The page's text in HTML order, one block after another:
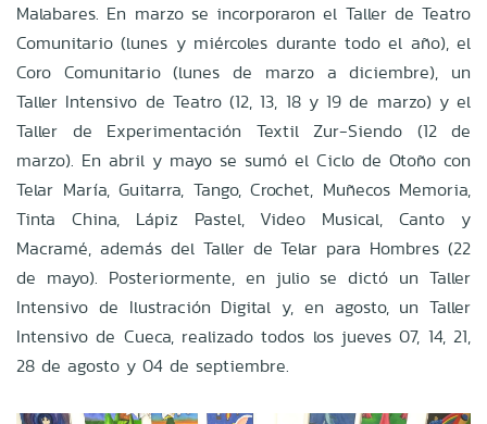
Malabares. En marzo se incorporaron el Taller de Teatro
Comunitario (lunes y miércoles durante todo el año), el
Coro Comunitario (lunes de marzo a diciembre), un
Taller Intensivo de Teatro (12, 13, 18 y 19 de marzo) y el
Taller de Experimentación Textil Zur-Siendo (12 de
marzo). En abril y mayo se sumó el Ciclo de Otoño con
Telar María, Guitarra, Tango, Crochet, Muñecos Memoria,
Tinta China, Lápiz Pastel, Video Musical, Canto y
Macramé, además del Taller de Telar para Hombres (22
de mayo). Posteriormente, en julio se dictó un Taller
Intensivo de Ilustración Digital y, en agosto, un Taller
Intensivo de Cueca, realizado todos los jueves 07, 14, 21,
28 de agosto y 04 de septiembre.